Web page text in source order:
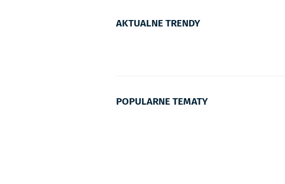
AKTUALNE TRENDY
POPULARNE TEMATY